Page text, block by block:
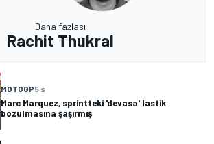
Daha fazlası
Rachit Thukral
MOTOGP5 s
Marc Marquez, sprintteki 'devasa' lastik
bozulmasına şaşırmış